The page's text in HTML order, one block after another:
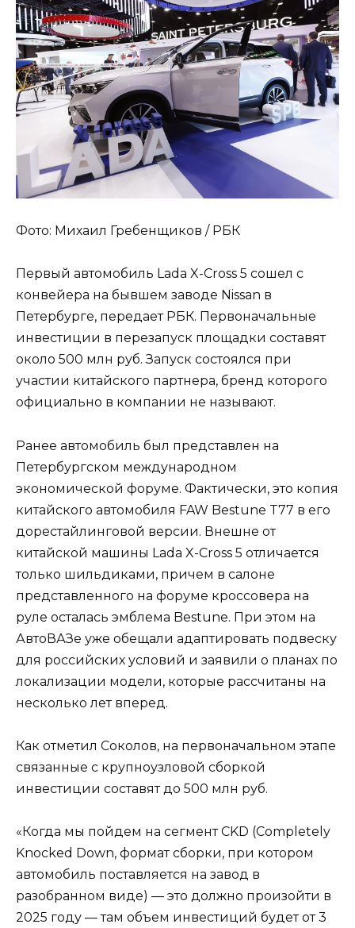
Фото: Михаил Гребенщиков / РБК
Первый автомобиль Lada X-Cross 5 сошел с
конвейера на бывшем заводе Nissan в
Петербурге, передает РБК. Первоначальные
инвестиции в перезапуск площадки составят
около 500 млн руб. Запуск состоялся при
участии китайского партнера, бренд которого
официально в компании не называют.
Ранее автомобиль был представлен на
Петербургском международном
экономической форуме. Фактически, это копия
китайского автомобиля FAW Bestune T77 в его
дорестайлинговой версии. Внешне от
китайской машины Lada X-Cross 5 отличается
только шильдиками, причем в салоне
представленного на форуме кроссовера на
руле осталась эмблема Bestune. При этом на
АвтоВАЗе уже обещали адаптировать подвеску
для российских условий и заявили о планах по
локализации модели, которые рассчитаны на
несколько лет вперед.
Как отметил Соколов, на первоначальном этапе
связанные с крупноузловой сборкой
инвестиции составят до 500 млн руб.
«Когда мы пойдем на сегмент CKD (Completely
Knocked Down, формат сборки, при котором
автомобиль поставляется на завод в
разобранном виде) — это должно произойти в
2025 году — там объем инвестиций будет от 3